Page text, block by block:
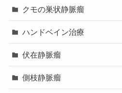
クモの巣状静脈瘤
ハンドベイン治療
伏在静脈瘤
側枝静脈瘤